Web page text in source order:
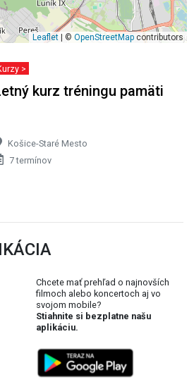
Leaflet | © OpenStreetMap contributors
>
kurz tréningu pamäti
Košice-Staré Mesto
7 termínov
Chcete mať prehľad o najnovších
filmoch alebo koncertoch aj vo
svojom mobile?
Stiahnite si bezplatne našu
aplikáciu.